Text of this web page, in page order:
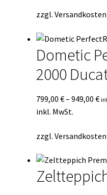
zzgl. Versandkosten
Dometic
2000
799,00 €– 949,00 €
inkl. MwSt.
zzgl. Versandkosten